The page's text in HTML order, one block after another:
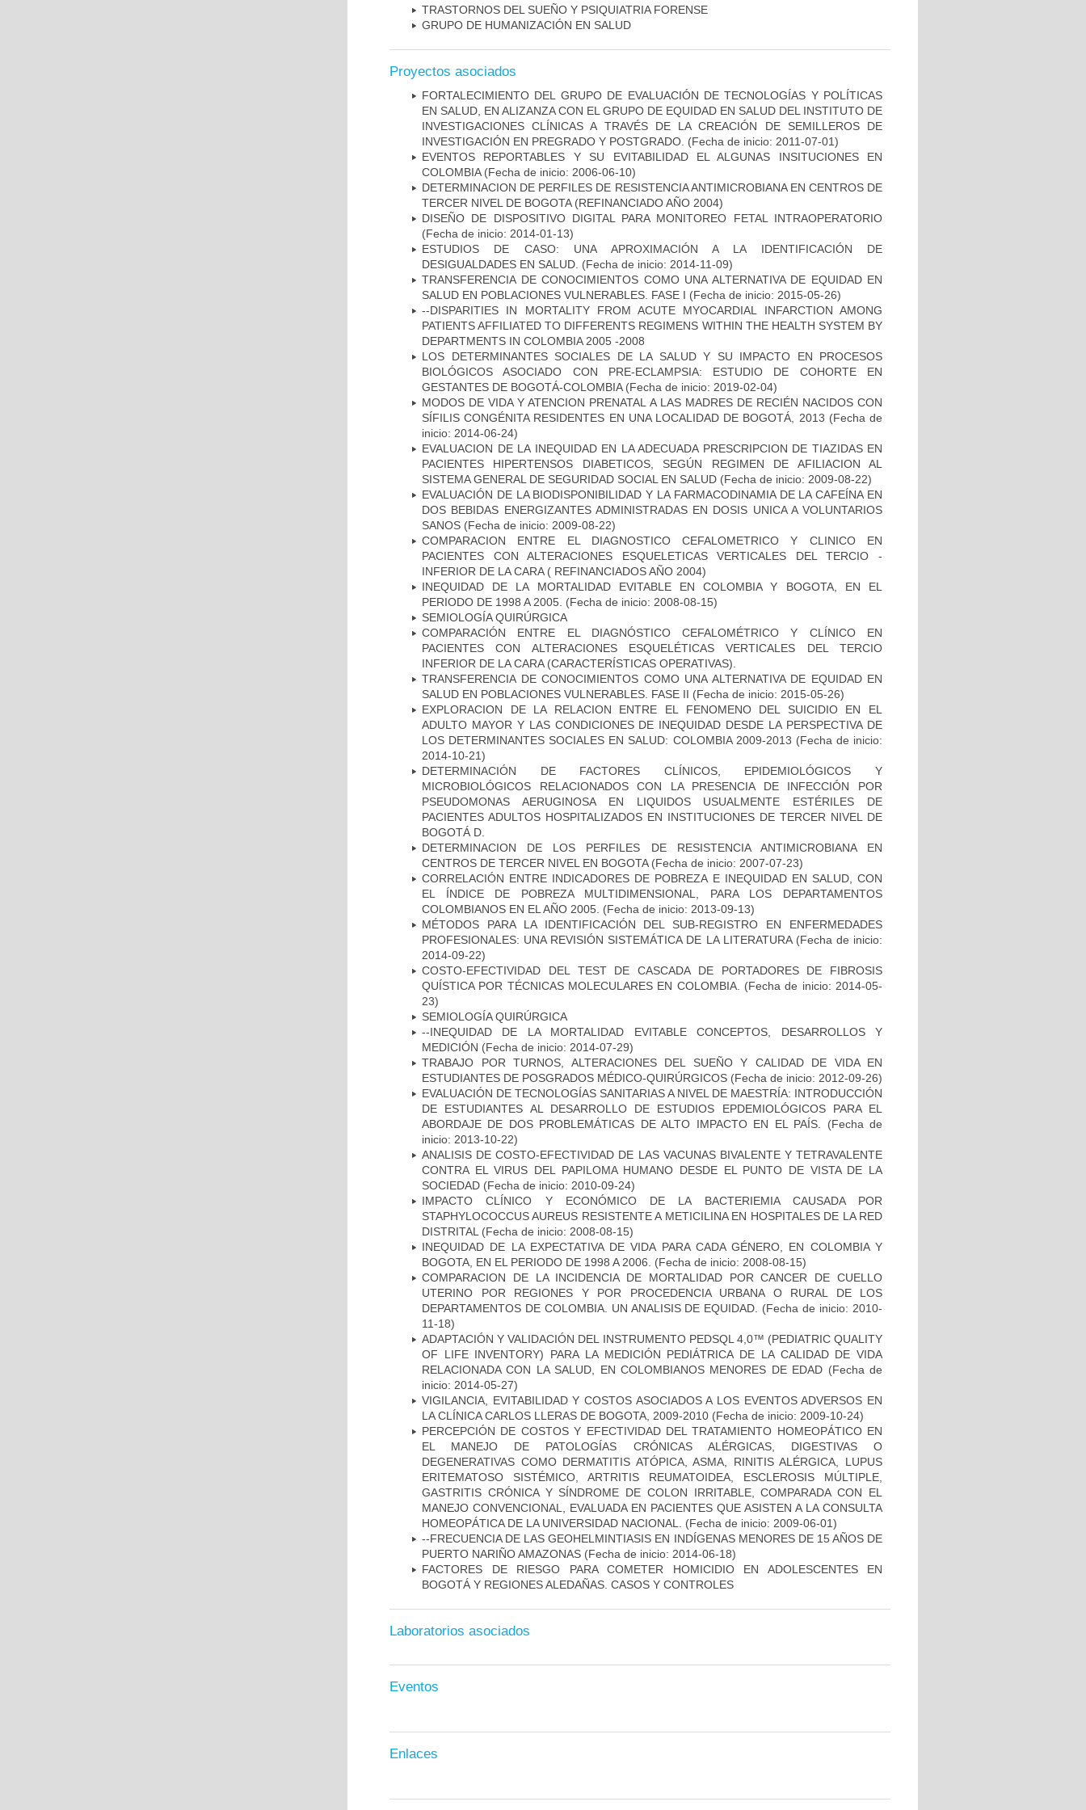
TRASTORNOS DEL SUEÑO Y PSIQUIATRIA FORENSE
GRUPO DE HUMANIZACIÓN EN SALUD
Proyectos asociados
FORTALECIMIENTO DEL GRUPO DE EVALUACIÓN DE TECNOLOGÍAS Y POLÍTICAS
EN SALUD, EN ALIZANZA CON EL GRUPO DE EQUIDAD EN SALUD DEL INSTITUTO DE
INVESTIGACIONES CLÍNICAS A TRAVÉS DE LA CREACIÓN DE SEMILLEROS DE
INVESTIGACIÓN EN PREGRADO Y POSTGRADO. (Fecha de inicio: 2011-07-01)
EVENTOS REPORTABLES Y SU EVITABILIDAD EL ALGUNAS INSITUCIONES EN
COLOMBIA (Fecha de inicio: 2006-06-10)
DETERMINACION DE PERFILES DE RESISTENCIA ANTIMICROBIANA EN CENTROS DE
TERCER NIVEL DE BOGOTA (REFINANCIADO AÑO 2004)
DISEÑO DE DISPOSITIVO DIGITAL PARA MONITOREO FETAL INTRAOPERATORIO
(Fecha de inicio: 2014-01-13)
ESTUDIOS DE CASO: UNA APROXIMACIÓN A LA IDENTIFICACIÓN DE
DESIGUALDADES EN SALUD. (Fecha de inicio: 2014-11-09)
TRANSFERENCIA DE CONOCIMIENTOS COMO UNA ALTERNATIVA DE EQUIDAD EN
SALUD EN POBLACIONES VULNERABLES. FASE I (Fecha de inicio: 2015-05-26)
--DISPARITIES IN MORTALITY FROM ACUTE MYOCARDIAL INFARCTION AMONG
PATIENTS AFFILIATED TO DIFFERENTS REGIMENS WITHIN THE HEALTH SYSTEM BY
DEPARTMENTS IN COLOMBIA 2005 -2008
LOS DETERMINANTES SOCIALES DE LA SALUD Y SU IMPACTO EN PROCESOS
BIOLÓGICOS ASOCIADO CON PRE-ECLAMPSIA: ESTUDIO DE COHORTE EN
GESTANTES DE BOGOTÁ-COLOMBIA(Fecha de inicio: 2019-02-04)
MODOS DE VIDA Y ATENCION PRENATAL A LAS MADRES DE RECIÉN NACIDOS CON
SÍFILIS CONGÉNITA RESIDENTES EN UNA LOCALIDAD DE BOGOTÁ, 2013 (Fecha de
inicio: 2014-06-24)
EVALUACION DE LA INEQUIDAD EN LA ADECUADA PRESCRIPCION DE TIAZIDAS EN
PACIENTES HIPERTENSOS DIABETICOS, SEGÚN REGIMEN DE AFILIACION AL
SISTEMA GENERAL DE SEGURIDAD SOCIAL EN SALUD (Fecha de inicio: 2009-08-22)
EVALUACIÓN DE LA BIODISPONIBILIDAD Y LA FARMACODINAMIA DE LA CAFEÍNA EN
DOS BEBIDAS ENERGIZANTES ADMINISTRADAS EN DOSIS UNICA A VOLUNTARIOS
SANOS (Fecha de inicio: 2009-08-22)
COMPARACION ENTRE EL DIAGNOSTICO CEFALOMETRICO Y CLINICO EN
PACIENTES CON ALTERACIONES ESQUELETICAS VERTICALES DEL TERCIO -
INFERIOR DE LA CARA ( REFINANCIADOS AÑO 2004)
INEQUIDAD DE LA MORTALIDAD EVITABLE EN COLOMBIA Y BOGOTA, EN EL
PERIODO DE 1998 A 2005. (Fecha de inicio: 2008-08-15)
SEMIOLOGÍA QUIRÚRGICA
COMPARACIÓN ENTRE EL DIAGNÓSTICO CEFALOMÉTRICO Y CLÍNICO EN
PACIENTES CON ALTERACIONES ESQUELÉTICAS VERTICALES DEL TERCIO
INFERIOR DE LA CARA (CARACTERÍSTICAS OPERATIVAS).
TRANSFERENCIA DE CONOCIMIENTOS COMO UNA ALTERNATIVA DE EQUIDAD EN
SALUD EN POBLACIONES VULNERABLES. FASE II (Fecha de inicio: 2015-05-26)
EXPLORACION DE LA RELACION ENTRE EL FENOMENO DEL SUICIDIO EN EL
ADULTO MAYOR Y LAS CONDICIONES DE INEQUIDAD DESDE LA PERSPECTIVA DE
LOS DETERMINANTES SOCIALES EN SALUD: COLOMBIA 2009-2013 (Fecha de inicio:
2014-10-21)
DETERMINACIÓN DE FACTORES CLÍNICOS, EPIDEMIOLÓGICOS Y
MICROBIOLÓGICOS RELACIONADOS CON LA PRESENCIA DE INFECCIÓN POR
PSEUDOMONAS AERUGINOSA EN LIQUIDOS USUALMENTE ESTÉRILES DE
PACIENTES ADULTOS HOSPITALIZADOS EN INSTITUCIONES DE TERCER NIVEL DE
BOGOTÁ D.
DETERMINACION DE LOS PERFILES DE RESISTENCIA ANTIMICROBIANA EN
CENTROS DE TERCER NIVEL EN BOGOTA(Fecha de inicio: 2007-07-23)
CORRELACIÓN ENTRE INDICADORES DE POBREZA E INEQUIDAD EN SALUD, CON
EL ÍNDICE DE POBREZA MULTIDIMENSIONAL, PARA LOS DEPARTAMENTOS
COLOMBIANOS EN EL AÑO 2005. (Fecha de inicio: 2013-09-13)
MÉTODOS PARA LA IDENTIFICACIÓN DEL SUB-REGISTRO EN ENFERMEDADES
PROFESIONALES: UNA REVISIÓN SISTEMÁTICA DE LA LITERATURA(Fecha de inicio:
2014-09-22)
COSTO-EFECTIVIDAD DEL TEST DE CASCADA DE PORTADORES DE FIBROSIS
QUÍSTICA POR TÉCNICAS MOLECULARES EN COLOMBIA.
(Fecha de inicio: 2014-05-
23)
SEMIOLOGÍA QUIRÚRGICA
--INEQUIDAD DE LA MORTALIDAD EVITABLE CONCEPTOS, DESARROLLOS Y
MEDICIÓN (Fecha de inicio: 2014-07-29)
TRABAJO POR TURNOS, ALTERACIONES DEL SUEÑO Y CALIDAD DE VIDA EN
ESTUDIANTES DE POSGRADOS MÉDICO-QUIRÚRGICOS (Fecha de inicio: 2012-09-26)
EVALUACIÓN DE TECNOLOGÍAS SANITARIAS A NIVEL DE MAESTRÍA: INTRODUCCIÓN
DE ESTUDIANTES AL DESARROLLO DE ESTUDIOS EPDEMIOLÓGICOS PARA EL
ABORDAJE DE DOS PROBLEMÁTICAS DE ALTO IMPACTO EN EL PAÍS.
(Fecha de
inicio: 2013-10-22)
ANALISIS DE COSTO-EFECTIVIDAD DE LAS VACUNAS BIVALENTE Y TETRAVALENTE
CONTRA EL VIRUS DEL PAPILOMA HUMANO DESDE EL PUNTO DE VISTA DE LA
SOCIEDAD (Fecha de inicio: 2010-09-24)
IMPACTO CLÍNICO Y ECONÓMICO DE LA BACTERIEMIA CAUSADA POR
STAPHYLOCOCCUS AUREUS RESISTENTE A METICILINA EN HOSPITALES DE LA RED
DISTRITAL (Fecha de inicio: 2008-08-15)
INEQUIDAD DE LA EXPECTATIVA DE VIDA PARA CADA GÉNERO, EN COLOMBIA Y
BOGOTA, EN EL PERIODO DE 1998 A 2006. (Fecha de inicio: 2008-08-15)
COMPARACION DE LA INCIDENCIA DE MORTALIDAD POR CANCER DE CUELLO
UTERINO POR REGIONES Y POR PROCEDENCIA URBANA O RURAL DE LOS
DEPARTAMENTOS DE COLOMBIA. UN ANALISIS DE EQUIDAD. (Fecha de inicio: 2010-
11-18)
ADAPTACIÓN Y VALIDACIÓN DEL INSTRUMENTO PEDSQL 4,0™ (PEDIATRIC QUALITY
OF LIFE INVENTORY) PARA LA MEDICIÓN PEDIÁTRICA DE LA CALIDAD DE VIDA
RELACIONADA CON LA SALUD, EN COLOMBIANOS MENORES DE EDAD (Fecha de
inicio: 2014-05-27)
VIGILANCIA, EVITABILIDAD Y COSTOS ASOCIADOS A LOS EVENTOS ADVERSOS EN
LA CLÍNICA CARLOS LLERAS DE BOGOTA, 2009-2010 (Fecha de inicio: 2009-10-24)
PERCEPCIÓN DE COSTOS Y EFECTIVIDAD DEL TRATAMIENTO HOMEOPÁTICO EN
EL MANEJO DE PATOLOGÍAS CRÓNICAS ALÉRGICAS, DIGESTIVAS O
DEGENERATIVAS COMO DERMATITIS ATÓPICA, ASMA, RINITIS ALÉRGICA, LUPUS
ERITEMATOSO SISTÉMICO, ARTRITIS REUMATOIDEA, ESCLEROSIS MÚLTIPLE,
GASTRITIS CRÓNICA Y SÍNDROME DE COLON IRRITABLE, COMPARADA CON EL
MANEJO CONVENCIONAL, EVALUADA EN PACIENTES QUE ASISTEN A LA CONSULTA
HOMEOPÁTICA DE LA UNIVERSIDAD NACIONAL. (Fecha de inicio: 2009-06-01)
--FRECUENCIA DE LAS GEOHELMINTIASIS EN INDÍGENAS MENORES DE 15 AÑOS DE
PUERTO NARIÑO AMAZONAS (Fecha de inicio: 2014-06-18)
FACTORES DE RIESGO PARA COMETER HOMICIDIO EN ADOLESCENTES EN
BOGOTÁ Y REGIONES ALEDAÑAS. CASOS Y CONTROLES
Laboratorios asociados
Eventos
Enlaces